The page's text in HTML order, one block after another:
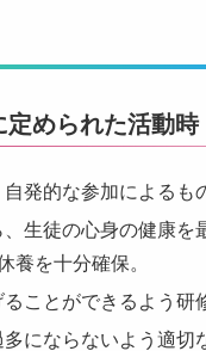
定められた活動
発的な参加によるも
生徒の心身の健康
養を十分確保。
ことができるよう研
にならないよう適切